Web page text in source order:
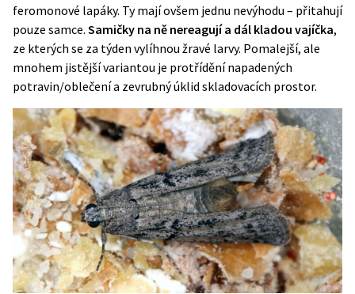
feromonové lapáky. Ty mají ovšem jednu nevýhodu – přitahují
pouze samce. Samičky na ně nereagují a dál kladou vajíčka,
ze kterých se za týden vylíhnou žravé larvy. Pomalejší, ale
mnohem jistější variantou je protřídění napadených
potravin/oblečení a zevrubný úklid skladovacích prostor.